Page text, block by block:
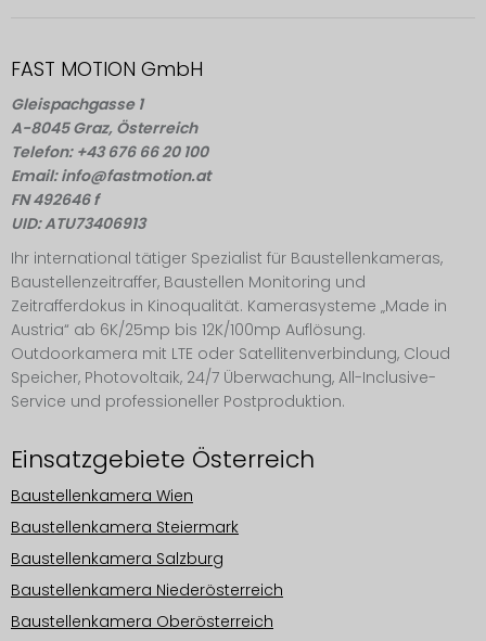
FAST MOTION GmbH
Gleispachgasse 1
A-8045 Graz, Österreich
Telefon: +43 676 66 20 100
Email: info@fastmotion.at
FN 492646 f
UID: ATU73406913
Ihr international tätiger Spezialist für Baustellenkameras,
Baustellenzeitraffer, Baustellen Monitoring und
Zeitrafferdokus in Kinoqualität. Kamerasysteme „Made in
Austria“ ab 6K/25mp bis 12K/100mp Auflösung.
Outdoorkamera mit LTE oder Satellitenverbindung, Cloud
Speicher, Photovoltaik, 24/7 Überwachung, All-Inclusive-
Service und professioneller Postproduktion.
Einsatzgebiete Österreich
Baustellenkamera Wien
Baustellenkamera Steiermark
Baustellenkamera Salzburg
Baustellenkamera Niederösterreich
Baustellenkamera Oberösterreich